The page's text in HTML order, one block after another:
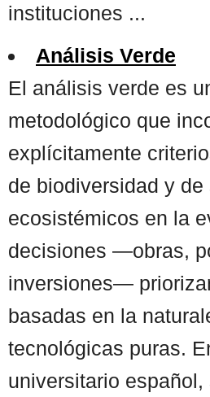
instituciones ...
Análisis Verde
El análisis verde es
metodológico que
explícitamente
de biodiversidad y de
ecosistémicos en la
decisiones —obras,
inversiones—
basadas en la
tecnológicas puras.
universitario